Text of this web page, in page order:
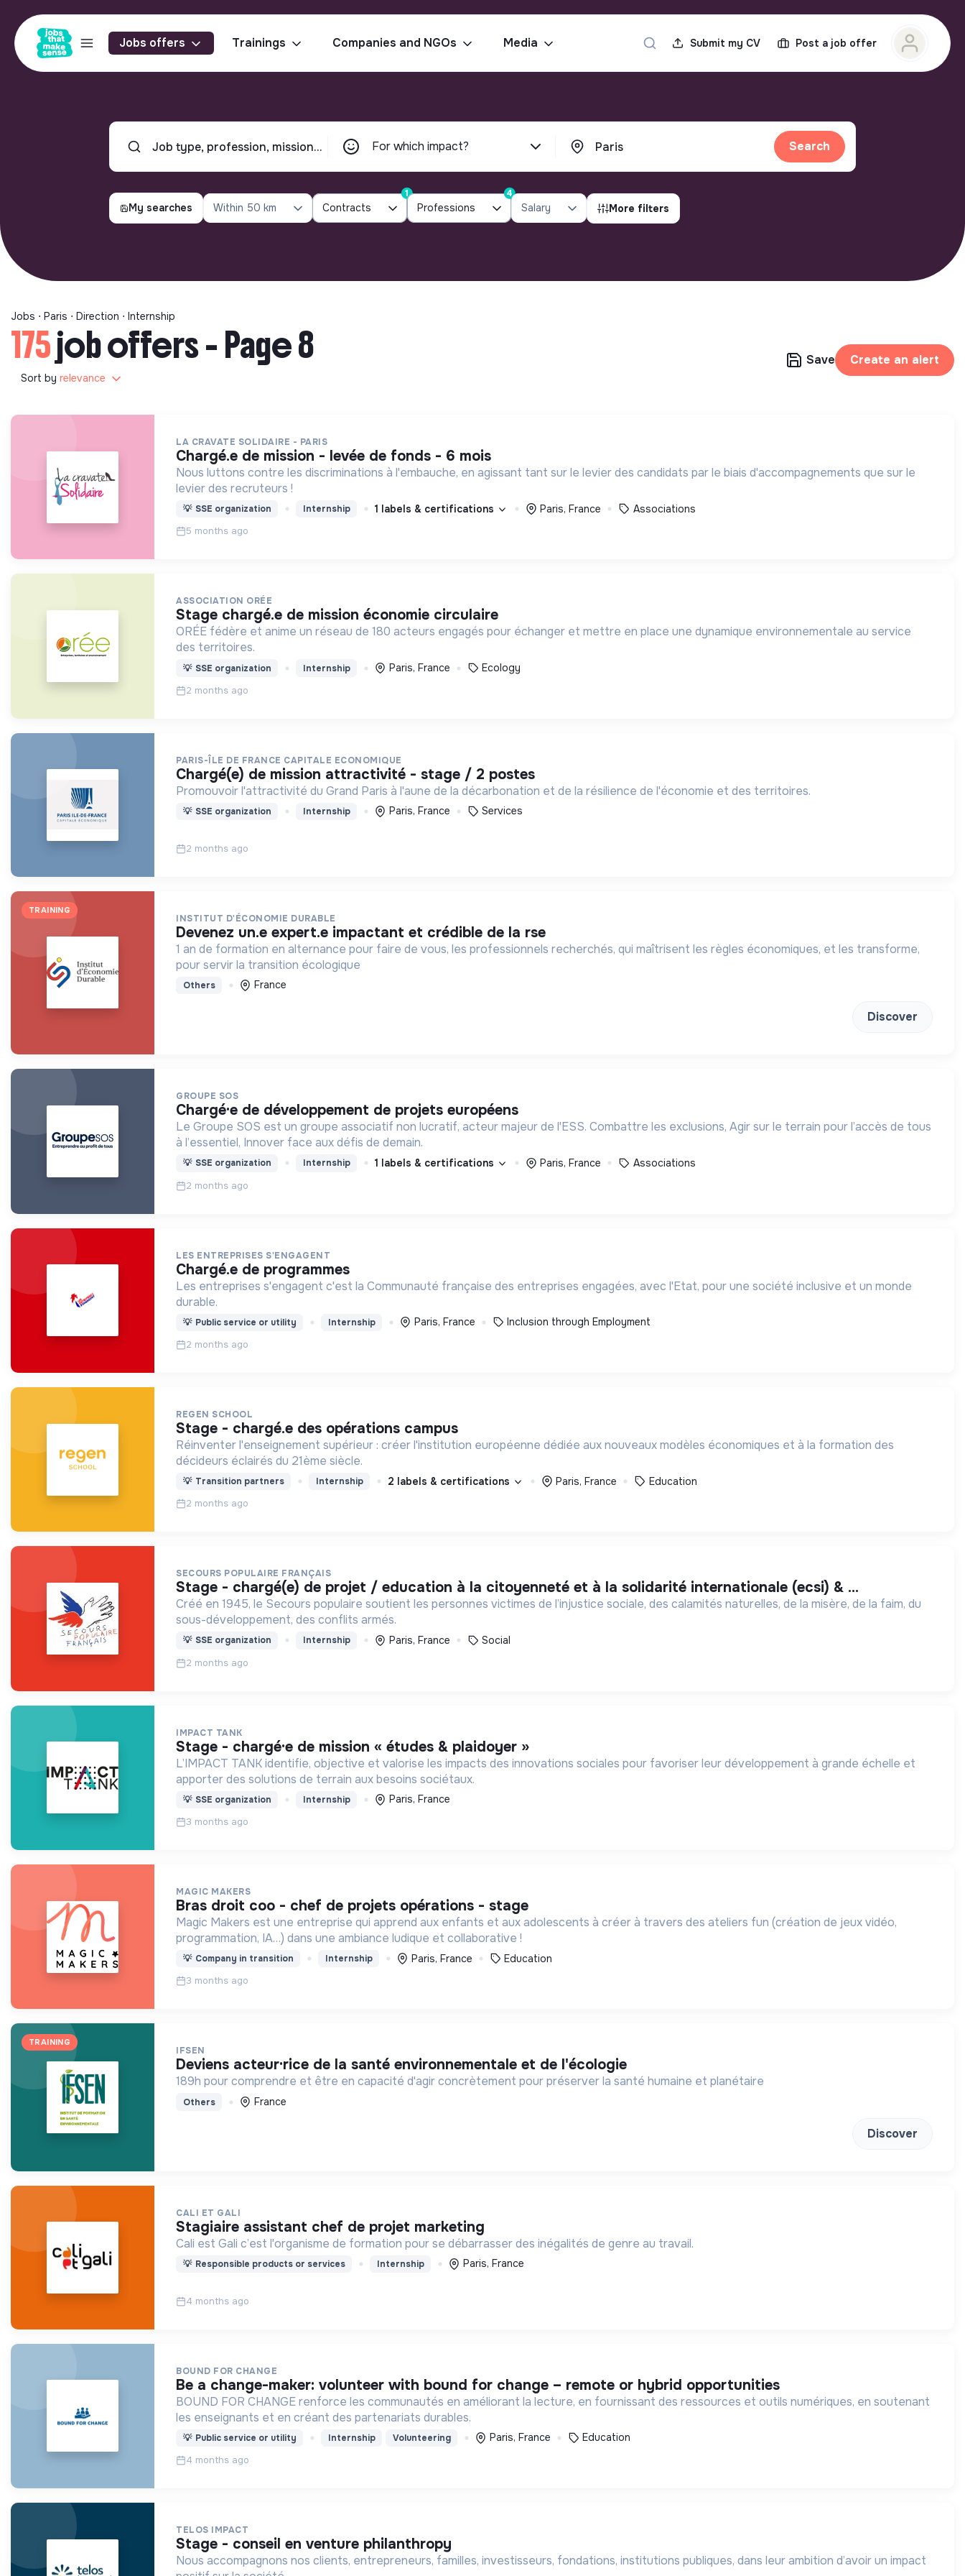
Jobs offers Trainings Companies and NGOs Media Submit my CV Post a job offer
For which impact? Search
My searches Within 50 km Contracts
1
Professions
4
Salary More filters
Jobs ⋅ Paris ⋅ Direction ⋅ Internship
175job offers - Page 8
Sort by relevance
Save Create an alert
LA CRAVATE SOLIDAIRE - PARIS
chargé.e de mission - levée de fonds - 6 mois
Nous luttons contre les discriminations à l'embauche, en agissant tant sur le levier des candidats par le biais d'accompagnements que sur le
levier des recruteurs !
💡 SSE organization Internship 1 labels & certifications Paris, France Associations
5 months ago
ASSOCIATION ORÉE
stage chargé.e de mission économie circulaire
ORÉE fédère et anime un réseau de 180 acteurs engagés pour échanger et mettre en place une dynamique environnementale au service
des territoires.
💡 SSE organization Internship Paris, France Ecology
2 months ago
PARIS-ÎLE DE FRANCE CAPITALE ECONOMIQUE
chargé(e) de mission attractivité - stage / 2 postes
Promouvoir l'attractivité du Grand Paris à l'aune de la décarbonation et de la résilience de l'économie et des territoires.
💡 SSE organization Internship Paris, France Services
2 months ago
TRAINING
INSTITUT D'ÉCONOMIE DURABLE
devenez un.e expert.e impactant et crédible de la rse
1 an de formation en alternance pour faire de vous, les professionnels recherchés, qui maîtrisent les règles économiques, et les transforme,
pour servir la transition écologique
Others France
Discover
GROUPE SOS
chargé·e de développement de projets européens
Le Groupe SOS est un groupe associatif non lucratif, acteur majeur de l'ESS. Combattre les exclusions, Agir sur le terrain pour l’accès de tous
à l’essentiel, Innover face aux défis de demain.
💡 SSE organization Internship 1 labels & certifications Paris, France Associations
2 months ago
LES ENTREPRISES S'ENGAGENT
chargé.e de programmes
Les entreprises s'engagent c'est la Communauté française des entreprises engagées, avec l'Etat, pour une société inclusive et un monde
durable.
💡 Public service or utility Internship Paris, France Inclusion through Employment
2 months ago
REGEN SCHOOL
stage - chargé.e des opérations campus
Réinventer l'enseignement supérieur : créer l'institution européenne dédiée aux nouveaux modèles économiques et à la formation des
décideurs éclairés du 21ème siècle.
💡 Transition partners Internship 2 labels & certifications Paris, France Education
2 months ago
SECOURS POPULAIRE FRANÇAIS
stage - chargé(e) de projet / education à la citoyenneté et à la solidarité internationale (ecsi) & ...
Créé en 1945, le Secours populaire soutient les personnes victimes de l’injustice sociale, des calamités naturelles, de la misère, de la faim, du
sous-développement, des conflits armés.
💡 SSE organization Internship Paris, France Social
2 months ago
IMPACT TANK
stage - chargé·e de mission « études & plaidoyer »
L’IMPACT TANK identifie, objective et valorise les impacts des innovations sociales pour favoriser leur développement à grande échelle et
apporter des solutions de terrain aux besoins sociétaux.
💡 SSE organization Internship Paris, France
3 months ago
MAGIC MAKERS
bras droit coo - chef de projets opérations - stage
Magic Makers est une entreprise qui apprend aux enfants et aux adolescents à créer à travers des ateliers fun (création de jeux vidéo,
programmation, IA…) dans une ambiance ludique et collaborative !
💡 Company in transition Internship Paris, France Education
3 months ago
TRAINING
IFSEN
deviens acteur·rice de la santé environnementale et de l'écologie
189h pour comprendre et être en capacité d'agir concrètement pour préserver la santé humaine et planétaire
Others France
Discover
CALI ET GALI
stagiaire assistant chef de projet marketing
Cali est Gali c’est l'organisme de formation pour se débarrasser des inégalités de genre au travail.
💡 Responsible products or services Internship Paris, France
4 months ago
BOUND FOR CHANGE
be a change-maker: volunteer with bound for change – remote or hybrid opportunities
BOUND FOR CHANGE renforce les communautés en améliorant la lecture, en fournissant des ressources et outils numériques, en soutenant
les enseignants et en créant des partenariats durables.
💡 Public service or utility Internship Volunteering Paris, France Education
4 months ago
TELOS IMPACT
stage - conseil en venture philanthropy
Nous accompagnons nos clients, entrepreneurs, familles, investisseurs, fondations, institutions publiques, dans leur ambition d’avoir un impact